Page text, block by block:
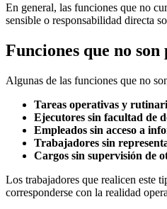
En general, las funciones que no
sensible o responsabilidad directa
Funciones que no
Algunas de las funciones que no
Tareas operativas y
Ejecutores sin facultad de
Empleados sin acceso a
Trabajadores sin
Cargos sin supervisión de
Los trabajadores que realicen este
corresponderse con la realidad